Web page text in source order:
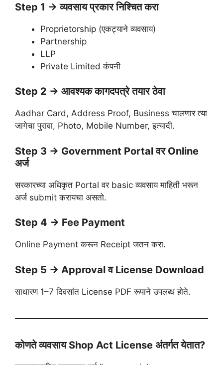
Step 1 → व्यवसाय प्रकार निश्चित करा
Proprietorship (एकट्याने व्यवसाय)
Partnership
LLP
Private Limited कंपनी
Step 2 → आवश्यक कागदपत्रे तयार ठेवा
Aadhar Card, Address Proof, Business चालणार त्या
जागेचा पुरावा, Photo, Mobile Number, इत्यादी.
Step 3 → Government Portal वर Online
अर्ज
सरकारच्या अधिकृत Portal वर basic व्यवसाय माहिती भरून
अर्ज submit करायचा असतो.
Step 4 → Fee Payment
Online Payment करून Receipt जतन करा.
Step 5 → Approval व License Download
साधारण 1–7 दिवसांत License PDF रूपाने उपलब्ध होते.
कोणते व्यवसाय Shop Act License अंतर्गत येतात?